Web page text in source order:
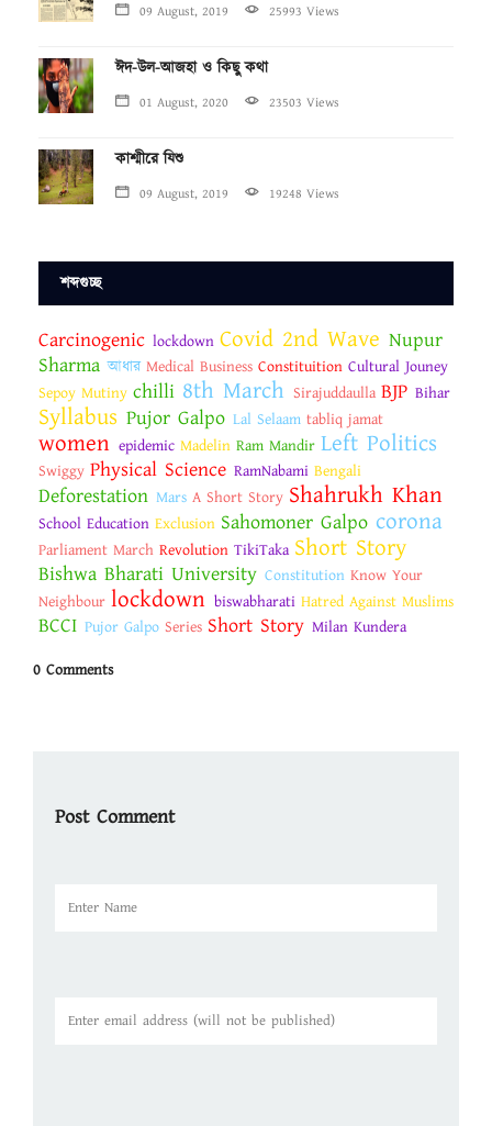
09 August, 2019 25993 Views
ঈদ-উল-আজহা ও কিছু কথা
01 August, 2020 23503 Views
কাশ্মীরে যিশু
09 August, 2019 19248 Views
শব্দগুচ্ছ
Carcinogenic lockdown Covid 2nd Wave Nupur
Sharma আধার Medical Business Constituition Cultural Jouney
Sepoy Mutiny chilli 8th March Sirajuddaulla BJP Bihar
Syllabus Pujor Galpo Lal Selaam tabliq jamat
women epidemic Madelin Ram Mandir Left Politics
Swiggy Physical Science RamNabami Bengali
Deforestation Mars A Short Story Shahrukh Khan
School Education Exclusion Sahomoner Galpo corona
Parliament March Revolution TikiTaka Short Story
Bishwa Bharati University Constitution Know Your
Neighbour lockdown biswabharati Hatred Against Muslims
BCCI Pujor Galpo Series Short Story Milan Kundera
0 Comments
Post Comment